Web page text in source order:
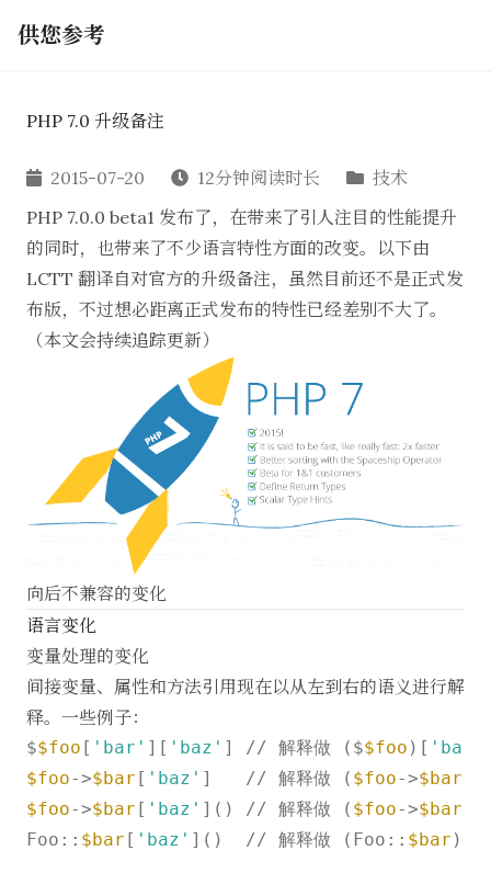
供您参考
PHP 7.0 升级备注
2015-07-20 12分钟阅读时长
技术
PHP 7.0.0 beta1 发布了，在带来了引人注目的性能提升
的同时，也带来了不少语言特性方面的改变。以下由
LCTT 翻译自对官方的升级备注，虽然目前还不是正式发
布版，不过想必距离正式发布的特性已经差别不大了。
（本文会持续追踪更新）
向后不兼容的变化
语言变化
变量处理的变化
间接变量、属性和方法引用现在以从左到右的语义进行解
释。一些例子：
$$foo [ 'bar' ][ 'baz' ] // 解释做 ($$foo )[ 'bar'
$foo->$bar [ 'baz' ]   // 解释做 ( $foo->$bar
$foo->$bar [ 'baz' ]() // 解释做 ( $foo->$bar
Foo:: $bar [ 'baz' ]()  // 解释做 (Foo:: $bar )[